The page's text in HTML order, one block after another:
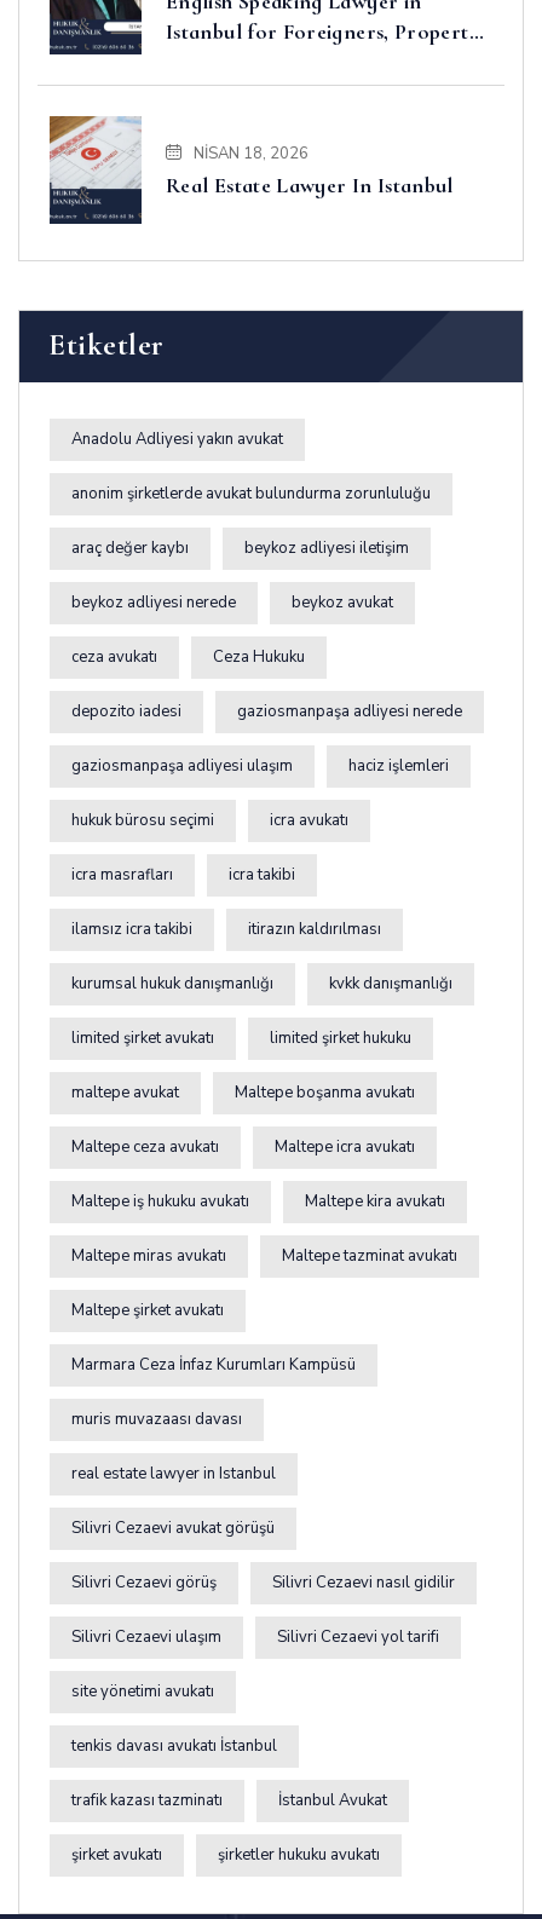
Istanbul for Foreigners, Property,
NISAN 18, 2026
Real Estate Lawyer In Istanbul
Etiketler
Anadolu Adliyesi yakın avukat
anonim şirketlerde avukat bulundurma zorunluluğu
araç değer kaybı beykoz adliyesi iletişim
beykoz adliyesi nerede beykoz avukat
ceza avukatı Ceza Hukuku
depozito iadesi gaziosmanpaşa adliyesi nerede
gaziosmanpaşa adliyesi ulaşım haciz işlemleri
hukuk bürosu seçimi icra avukatı
icra masrafları icra takibi
ilamsız icra takibi itirazın kaldırılması
kurumsal hukuk danışmanlığı kvkk danışmanlığı
limited şirket avukatı limited şirket hukuku
maltepe avukat Maltepe boşanma avukatı
Maltepe ceza avukatı Maltepe icra avukatı
Maltepe iş hukuku avukatı Maltepe kira avukatı
Maltepe miras avukatı Maltepe tazminat avukatı
Maltepe şirket avukatı
Marmara Ceza İnfaz Kurumları Kampüsü
muris muvazaası davası
real estate lawyer in Istanbul
Silivri Cezaevi avukat görüşü
Silivri Cezaevi görüş Silivri Cezaevi nasıl gidilir
Silivri Cezaevi ulaşım Silivri Cezaevi yol tarifi
site yönetimi avukatı
tenkis davası avukatı İstanbul
trafik kazası tazminatı İstanbul Avukat
şirket avukatı şirketler hukuku avukatı